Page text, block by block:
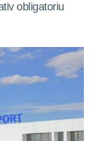
obligatoriu